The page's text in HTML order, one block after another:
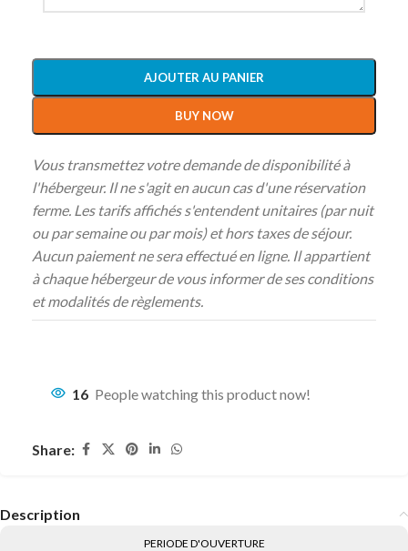
AJOUTER AU PANIER
BUY NOW
Vous transmettez votre demande de disponibilité à
l'hébergeur. Il ne s'agit en aucun cas d'une réservation
ferme. Les tarifs affichés s'entendent unitaires (par nuit
ou par semaine ou par mois) et hors taxes de séjour.
Aucun paiement ne sera effectué en ligne. Il appartient
à chaque hébergeur de vous informer de ses conditions
et modalités de règlements.
16 People watching this product now!
Share:
Description
PERIODE D'OUVERTURE